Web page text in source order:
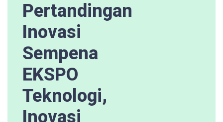
Pertandingan
Inovasi
Sempena
EKSPO
Teknologi,
Inovasi